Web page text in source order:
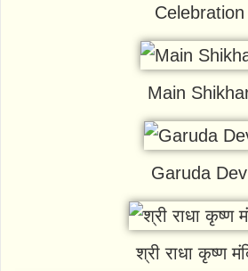
Celebration
Main
Garuda Dev
श्री राधा कृष्ण